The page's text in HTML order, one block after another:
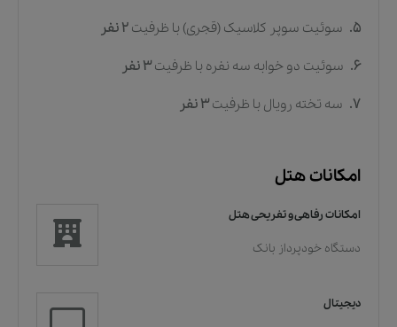
5. سوئیت سوپر کلاسیک (قجری) با ظرفیت 2 نفر
6. سوئیت دو خوابه سه نفره با ظرفیت 3 نفر
7. سه تخته رویال با ظرفیت 3 نفر
امکانات هتل
امکانات رفاهی و تفریحی هتل
دستگاه خودپرداز بانک
دیجیتال